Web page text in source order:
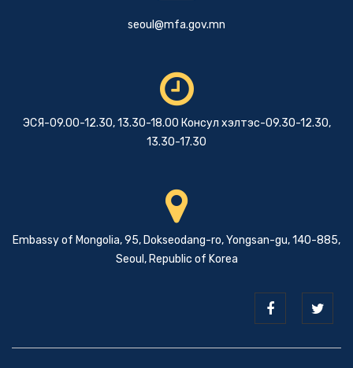
seoul@mfa.gov.mn
ЭСЯ-09.00-12.30, 13.30-18.00 Консул хэлтэс-09.30-12.30,
13.30-17.30
Embassy of Mongolia, 95, Dokseodang-ro, Yongsan-gu, 140-885,
Seoul, Republic of Korea